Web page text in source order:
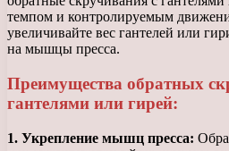
темпом и контролируемым
увеличивайте вес гантелей или
на мышцы пресса.
Преимущества обратных
гантелями или гирей:
1. Укрепление мышц пресса: